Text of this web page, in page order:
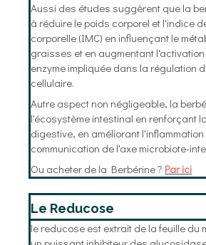
Aussi des études suggèrent que la
à réduire le poids corporel et l'indice
corporelle (IMC) en influençant le
graisses et en augmentant l'activation
enzyme impliquée dans la régulation
cellulaire.
Autre aspect non négligeable, la
l'écosystème intestinal en renforçant
digestive, en améliorant
communication de l'axe microbiote-
Ou acheter de la Berbérine ? Par ici
Le Reducose
le reducose est extrait de la feuille du